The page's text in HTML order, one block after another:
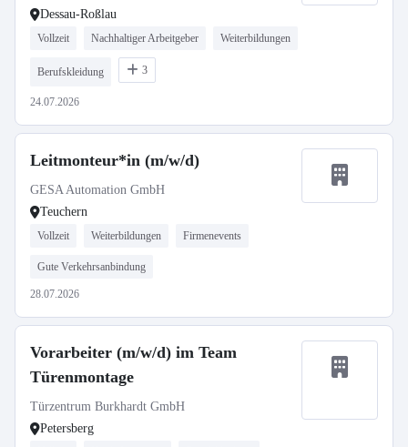
Dessau-Roßlau
Vollzeit Nachhaltiger Arbeitgeber Weiterbildungen
Berufskleidung 3
24.07.2026
Leitmonteur*in (m/w/d)
GESA Automation GmbH
Teuchern
Vollzeit Weiterbildungen Firmenevents
Gute Verkehrsanbindung
28.07.2026
Vorarbeiter (m/w/d) im Team
Türenmontage
Türzentrum Burkhardt GmbH
Petersberg